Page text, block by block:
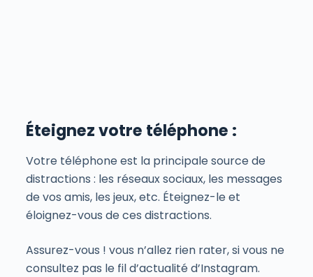
Éteignez votre téléphone :
Votre téléphone est la principale source de
distractions : les réseaux sociaux, les messages
de vos amis, les jeux, etc. Éteignez-le et
éloignez-vous de ces distractions.
Assurez-vous ! vous n’allez rien rater, si vous ne
consultez pas le fil d’actualité d’Instagram.